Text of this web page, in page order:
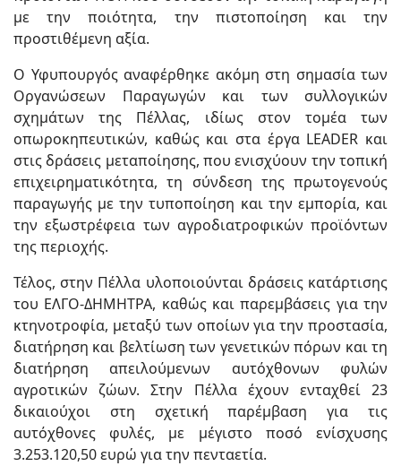
με την ποιότητα, την πιστοποίηση και την
προστιθέμενη αξία.
Ο Υφυπουργός αναφέρθηκε ακόμη στη σημασία των
Οργανώσεων Παραγωγών και των συλλογικών
σχημάτων της Πέλλας, ιδίως στον τομέα των
οπωροκηπευτικών, καθώς και στα έργα LEADER και
στις δράσεις μεταποίησης, που ενισχύουν την τοπική
επιχειρηματικότητα, τη σύνδεση της πρωτογενούς
παραγωγής με την τυποποίηση και την εμπορία, και
την εξωστρέφεια των αγροδιατροφικών προϊόντων
της περιοχής.
Τέλος, στην Πέλλα υλοποιούνται δράσεις κατάρτισης
του ΕΛΓΟ-ΔΗΜΗΤΡΑ, καθώς και παρεμβάσεις για την
κτηνοτροφία, μεταξύ των οποίων για την προστασία,
διατήρηση και βελτίωση των γενετικών πόρων και τη
διατήρηση απειλούμενων αυτόχθονων φυλών
αγροτικών ζώων. Στην Πέλλα έχουν ενταχθεί 23
δικαιούχοι στη σχετική παρέμβαση για τις
αυτόχθονες φυλές, με μέγιστο ποσό ενίσχυσης
3.253.120,50 ευρώ για την πενταετία.